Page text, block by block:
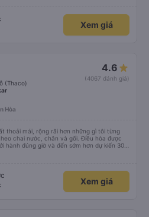
Xem giá
(Thaco)
4.6
(4067 đánh giá)
Hòa
thoải mái, rộng rãi hơn những gì tôi từng
chai nước, chăn và gối. Điều hòa được
hành đúng giờ và đến sớm hơn dự kiến 30
tài xế khác ở Việt Nam! Không quá nhiều
kiếm xung quanh bến xe để tìm thấy nó, đây
phải tất cả các xe buýt đều có bảng
ty.
Xem giá